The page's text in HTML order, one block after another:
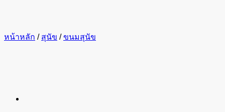
หน้าหลัก / สุนัข / ขนมสุนัข